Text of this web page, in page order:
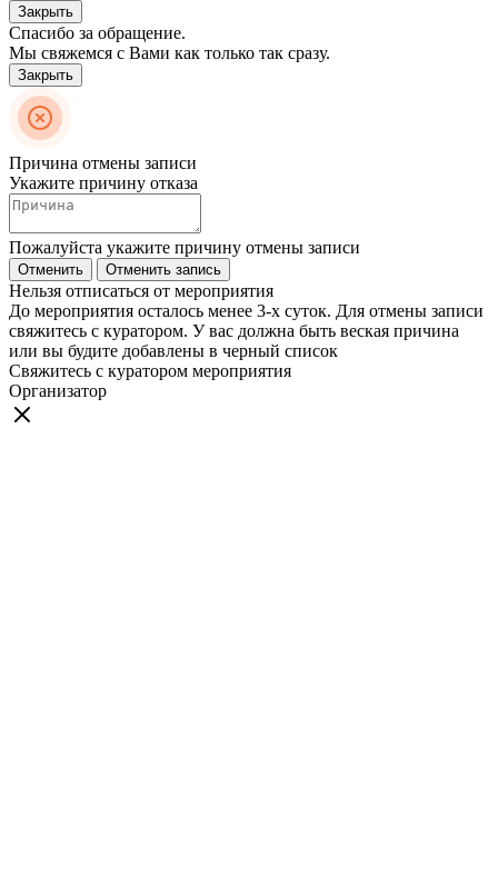
Закрыть
Спасибо за обращение.
Мы свяжемся с Вами как только так сразу.
Закрыть
Причина отмены записи
Укажите причину отказа
Пожалуйста укажите причину отмены записи
Отменить Отменить запись
Нельзя отписаться от мероприятия
До мероприятия осталось менее 3-х суток. Для отмены записи
свяжитесь с куратором. У вас должна быть веская причина
или вы будите добавлены в черный список
Свяжитесь с куратором мероприятия
Организатор